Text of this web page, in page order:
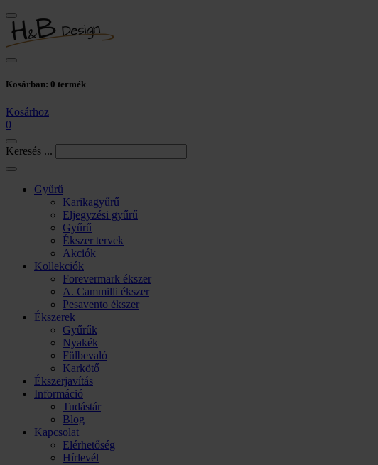
Kosárban: 0 termék
Kosárhoz
0
Keresés ...
Gyűrű
Karikagyűrű
Eljegyzési gyűrű
Gyűrű
Ékszer tervek
Akciók
Kollekciók
Forevermark ékszer
A. Cammilli ékszer
Pesavento ékszer
Ékszerek
Gyűrűk
Nyakék
Fülbevaló
Karkötő
Ékszerjavítás
Információ
Tudástár
Blog
Kapcsolat
Elérhetőség
Hírlevél